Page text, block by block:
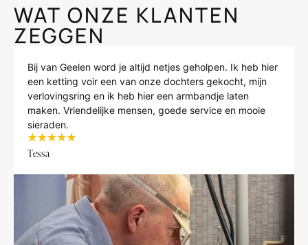
WAT ONZE KLANTEN
ZEGGEN
Bij van Geelen word je altijd netjes geholpen. Ik heb hier
een ketting voir een van onze dochters gekocht, mijn
verlovingsring en ik heb hier een armbandje laten
maken. Vriendelijke mensen, goede service en mooie
sieraden.
Tessa